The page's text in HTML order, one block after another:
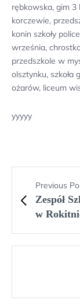
rębkowska, gim 3
korczewie,
konin szkoły
września,
przedszkole w
olsztynku, szkoła
ożarów, liceum
yyyyy
Previous
Zespół
w